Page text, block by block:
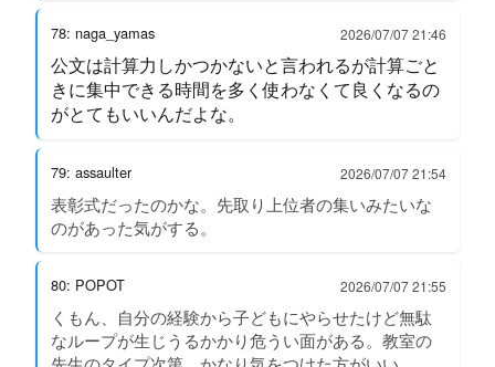
78: naga_yamas 2026/07/07 21:46
公文は計算力しかつかないと言われるが計算ごと
きに集中できる時間を多く使わなくて良くなるの
がとてもいいんだよな。
79: assaulter 2026/07/07 21:54
表彰式だったのかな。先取り上位者の集いみたいな
のがあった気がする。
80: POPOT 2026/07/07 21:55
くもん、自分の経験から子どもにやらせたけど無駄
なループが生じうるかかり危うい面がある。教室の